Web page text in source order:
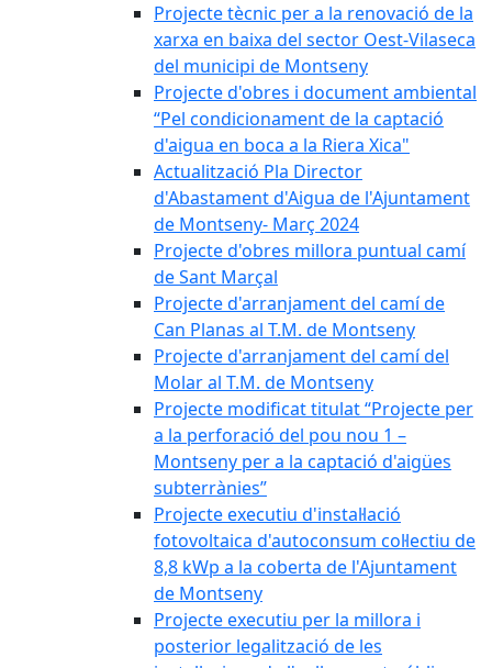
Projecte tècnic per a la renovació de la
xarxa en baixa del sector Oest-Vilaseca
del municipi de Montseny
Projecte d'obres i document ambiental
“Pel condicionament de la captació
d'aigua en boca a la Riera Xica"
Actualització Pla Director
d'Abastament d'Aigua de l'Ajuntament
de Montseny- Març 2024
Projecte d'obres millora puntual camí
de Sant Marçal
Projecte d'arranjament del camí de
Can Planas al T.M. de Montseny
Projecte d'arranjament del camí del
Molar al T.M. de Montseny
Projecte modificat titulat “Projecte per
a la perforació del pou nou 1 –
Montseny per a la captació d'aigües
subterrànies”
Projecte executiu d'instal·lació
fotovoltaica d'autoconsum col·lectiu de
8,8 kWp a la coberta de l'Ajuntament
de Montseny
Projecte executiu per la millora i
posterior legalització de les